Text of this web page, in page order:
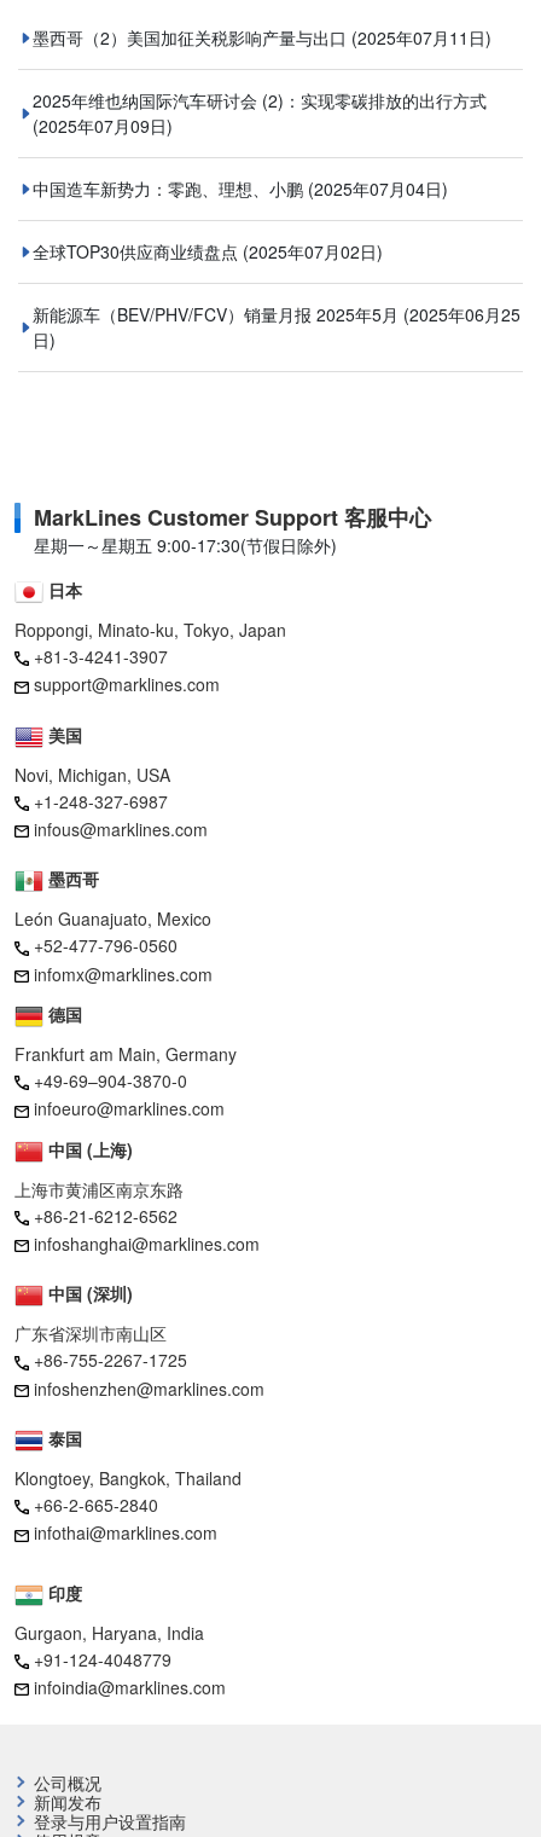
墨西哥（2）美国加征关税影响产量与出口 (2025年07月11日)
2025年维也纳国际汽车研讨会 (2)：实现零碳排放的出行方式
(2025年07月09日)
中国造车新势力：零跑、理想、小鹏 (2025年07月04日)
全球TOP30供应商业绩盘点 (2025年07月02日)
新能源车（BEV/PHV/FCV）销量月报 2025年5月 (2025年06月25
日)
MarkLines Customer Support 客服中心
星期一～星期五 9:00-17:30(节假日除外)
日本
Roppongi, Minato-ku, Tokyo, Japan
+81-3-4241-3907
support@marklines.com
美国
Novi, Michigan, USA
+1-248-327-6987
infous@marklines.com
墨西哥
León Guanajuato, Mexico
+52-477-796-0560
infomx@marklines.com
德国
Frankfurt am Main, Germany
+49-69–904-3870-0
infoeuro@marklines.com
中国 (上海)
上海市黄浦区南京东路
+86-21-6212-6562
infoshanghai@marklines.com
中国 (深圳)
广东省深圳市南山区
+86-755-2267-1725
infoshenzhen@marklines.com
泰国
Klongtoey, Bangkok, Thailand
+66-2-665-2840
infothai@marklines.com
印度
Gurgaon, Haryana, India
+91-124-4048779
infoindia@marklines.com
公司概况
新闻发布
登录与用户设置指南